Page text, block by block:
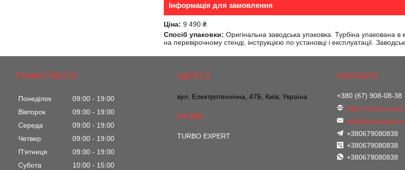
Інформація для замовлення
Ціна: 9 490 ₴
Спосіб упаковки: Оригінальна заводська упаковка. Турбіна упакована
на перевірочному стенді, інструкцією по установці і експлуатації.
ГРАФІК РОБОТИ
Понеділок 09:00
19:00
Вівторок
09:00
19:00
Середа
09:00
19:00
Четвер
09:00
19:00
Пʼятниця
09:00
19:00
Субота
10:00
15:00
вул. Електротехнічна, 47Б, Київ, Україна
TURBO EXPERT
+380 (67) 908-08-38
https://
+380679080838
+380679080838
+380679080838